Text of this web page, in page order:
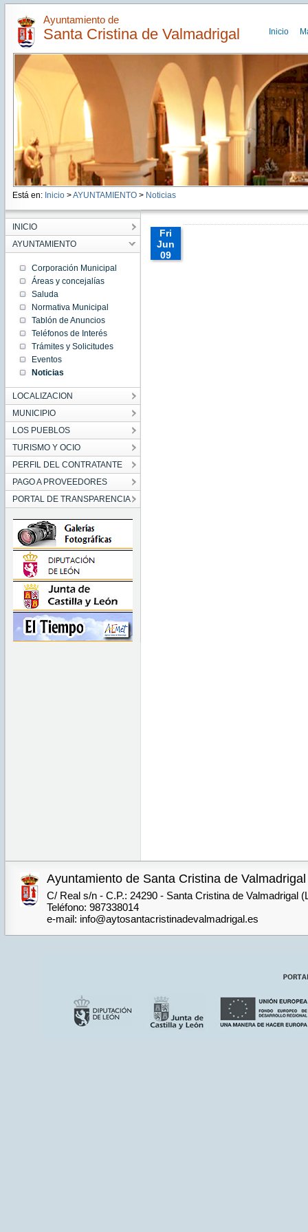
Ayuntamiento de
Santa Cristina de Valmadrigal Inicio
Está en: Inicio >AYUNTAMIENTO> Noticias
INICIO
AYUNTAMIENTO
Corporación Municipal
Áreas y concejalías
Saluda
Normativa Municipal
Tablón de Anuncios
Teléfonos de Interés
Trámites y Solicitudes
Eventos
Noticias
LOCALIZACION
MUNICIPIO
LOS PUEBLOS
TURISMO Y OCIO
PERFIL DEL CONTRATANTE
PAGO A PROVEEDORES
PORTAL DE TRANSPARENCIA
Fri
Jun
09
Ayuntamiento de Santa Cristina de Valmadrigal
C/ Real s/n - C.P.: 24290 - Santa Cristina de Valmadrigal
Teléfono: 987338014
e-mail: info@aytosantacristinadevalmadrigal.es